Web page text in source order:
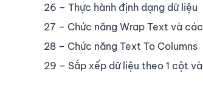
26 – Thực hành định dạng dữ liệu
27 – Chức năng Wrap Text và
28 – Chức năng Text To Columns
29 – Sắp xếp dữ liệu theo 1 cột